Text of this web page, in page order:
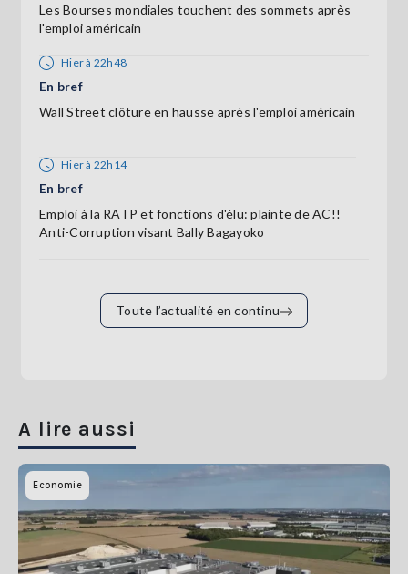
Les Bourses mondiales touchent des sommets après
l'emploi américain
Hier à 22h48
En bref
Wall Street clôture en hausse après l'emploi américain
Hier à 22h14
En bref
Emploi à la RATP et fonctions d'élu: plainte de AC!!
Anti-Corruption visant Bally Bagayoko
Toute l’actualité en continu
A lire aussi
Economie